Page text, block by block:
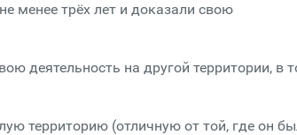
менее трёх лет и доказали свою
деятельность на другой территории, в
территорию (отличную от той, где он